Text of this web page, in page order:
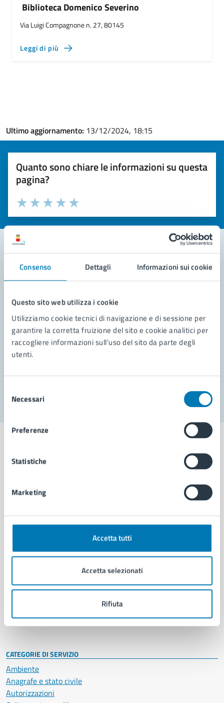
Consenso Dettagli Informazioni sui cookie
Questo sito web utilizza i cookie
Utilizziamo cookie tecnici di navigazione e di sessione per
garantire la corretta fruizione del sito e cookie analitici per
raccogliere informazioni sull'uso del sito da parte degli
utenti.
delNecessari
Preferenze
Statistiche
Marketing
Accetta tutti
Accetta selezionati
Rifiuta
Biblioteca Domenico Severino
Via Luigi Compagnone n. 27, 80145
Leggi di più
Ultimo aggiornamento: 13/12/2024, 18:15
Quanto sono chiare le informazioni su questa
pagina?
Valuta la chiarezza delle informazioni (da 1 a 5 stelle)
Seleziona il numero di stelle per valutare la chiarezza delle
Valuta 5 stelle su 5
Valuta 4 stelle su 5
Valuta 3 stelle su 5
Valuta 2 stelle su 5
Valuta 1 stelle su 5
Contatta il comune
Richiedi assistenza
Prenota appuntamento
Problemi in città
Aree amministrative
Uffici
Politici
Intranet, posta aziendale e protocollo
CATEGORIE DI SERVIZIO
Ambiente
Anagrafe e stato civile
Autorizzazioni